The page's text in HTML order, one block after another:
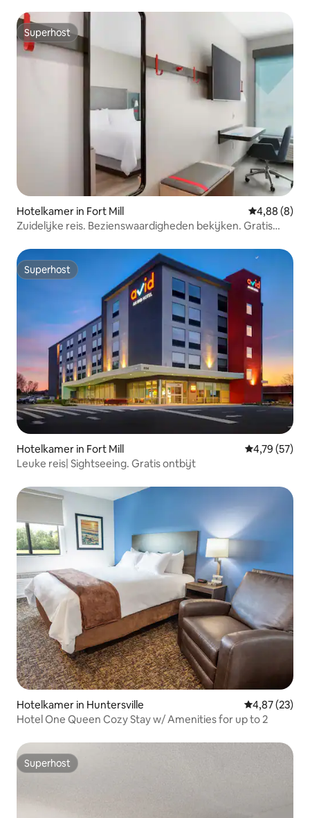
Superhost
Superhost
Hotelkamer in Fort Mill Gemiddelde
4,88 (8)
Zuidelijke reis. Bezienswaardigheden bekijken. Gratis
Superhost
Superhost
Hotelkamer in Fort Mill Gemiddelde
4,79 (57)
Leuke reis| Sightseeing. Gratis ontbijt
Hotelkamer in Huntersville Gemiddelde
4,87 (23)
Hotel One Queen Cozy Stay w/ Amenities for up to 2
Superhost
Superhost